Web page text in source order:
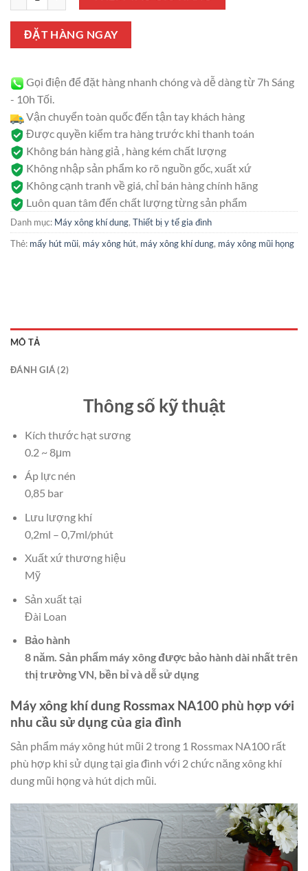
970.000 ₫.là:
ĐẶT HÀNG NGAY
Gọi điện để đặt hàng nhanh chóng và dễ dàng từ 7h Sáng
- 10h Tối.
Vận chuyển toàn quốc đến tận tay khách hàng
Được quyền kiểm tra hàng trước khi thanh toán
Không bán hàng giả , hàng kém chất lượng
Không nhập sản phẩm ko rõ nguồn gốc, xuất xứ
Không cạnh tranh về giá, chỉ bán hàng chính hãng
Luôn quan tâm đến chất lượng từng sản phẩm
Danh mục: Máy xông khí dung, Thiết bị y tế gia đình
Thẻ: mấy hút mũi, máy xông hút, máy xông khí dung, máy xông mũi họng
MÔ TẢ
ĐÁNH GIÁ (2)
Thông số kỹ thuật
Kích thước hạt sương
0.2 ~ 8μm
Áp lực nén
0,85 bar
Lưu lượng khí
0,2ml – 0,7ml/phút
Xuất xứ thương hiệu
Mỹ
Sản xuất tại
Đài Loan
Bảo hành
8 năm. Sản phẩm máy xông được bảo hành dài nhất trên
thị trường VN, bền bỉ và dễ sử dụng
Máy xông khí dung Rossmax NA100 phù hợp với
nhu cầu sử dụng của gia đình
Sản phẩm máy xông hút mũi 2 trong 1 Rossmax NA100 rất
phù hợp khi sử dụng tại gia đình với 2 chức năng xông khí
dung mũi họng và hút dịch mũi.